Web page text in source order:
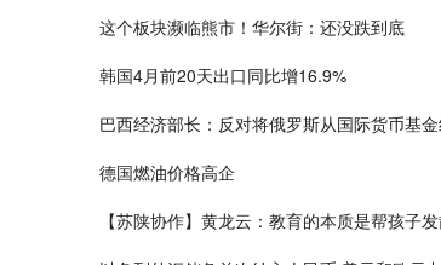
这个板块濒临熊市！华尔街：还没跌到底
韩国4月前20天出口同比增16.9%
巴西经济部长：反对将俄罗斯从国际货币基
德国燃油价格高企
【苏陕协作】黄龙云：教育的本质是帮孩子